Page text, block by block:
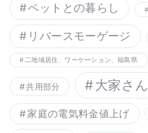
ペットとの暮らし
リバースモーゲージ
二地域居住、ワーケーション、福島県
共用部分 大家さん
家庭の電気料金値上げ